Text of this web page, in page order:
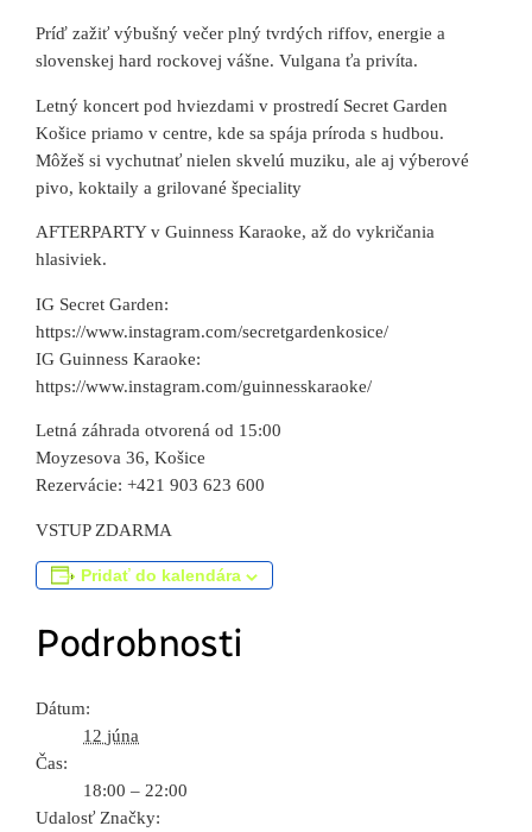
Príď zažiť výbušný večer plný tvrdých riffov, energie a
slovenskej hard rockovej vášne. Vulgana ťa privíta.
Letný koncert pod hviezdami v prostredí Secret Garden
Košice priamo v centre, kde sa spája príroda s hudbou.
Môžeš si vychutnať nielen skvelú muziku, ale aj výberové
pivo, koktaily a grilované špeciality
AFTERPARTY v Guinness Karaoke, až do vykričania
hlasiviek.
IG Secret Garden:
https://www.instagram.com/secretgardenkosice/
IG Guinness Karaoke:
https://www.instagram.com/guinnesskaraoke/
Letná záhrada otvorená od 15:00
Moyzesova 36, Košice
Rezervácie: +421 903 623 600
VSTUP ZDARMA
Pridať do kalendára
Podrobnosti
Dátum:
12 júna
Čas:
18:00 – 22:00
Udalosť Značky: